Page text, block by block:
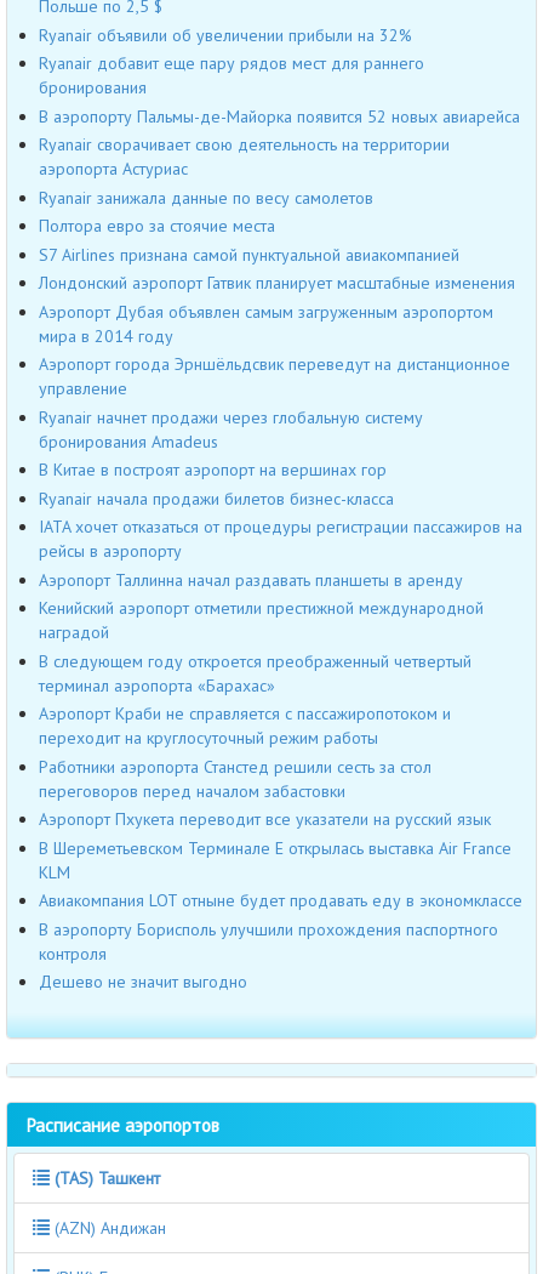
Польше по 2,5 $
Ryanair объявили об увеличении прибыли на 32%
Ryanair добавит еще пару рядов мест для раннего
бронирования
В аэропорту Пальмы-де-Майорка появится 52 новых авиарейса
Ryanair сворачивает свою деятельность на территории
аэропорта Астуриас
Ryanair занижала данные по весу самолетов
Полтора евро за стоячие места
S7 Airlines признана самой пунктуальной авиакомпанией
Лондонский аэропорт Гатвик планирует масштабные изменения
Аэропорт Дубая объявлен самым загруженным аэропортом
мира в 2014 году
Аэропорт города Эрншёльдсвик переведут на дистанционное
управление
Ryanair начнет продажи через глобальную систему
бронирования Amadeus
В Китае в построят аэропорт на вершинах гор
Ryanair начала продажи билетов бизнес-класса
IATA хочет отказаться от процедуры регистрации пассажиров на
рейсы в аэропорту
Аэропорт Таллинна начал раздавать планшеты в аренду
Кенийский аэропорт отметили престижной международной
наградой
В следующем году откроется преображенный четвертый
терминал аэропорта «Барахас»
Аэропорт Краби не справляется с пассажиропотоком и
переходит на круглосуточный режим работы
Работники аэропорта Станстед решили сесть за стол
переговоров перед началом забастовки
Аэропорт Пхукета переводит все указатели на русский язык
В Шереметьевском Терминале Е открылась выставка Air France
KLM
Авиакомпания LOT отныне будет продавать еду в экономклассе
В аэропорту Борисполь улучшили прохождения паспортного
контроля
Дешево не значит выгодно
Расписание аэропортов
(TAS) Ташкент
(AZN) Андижан